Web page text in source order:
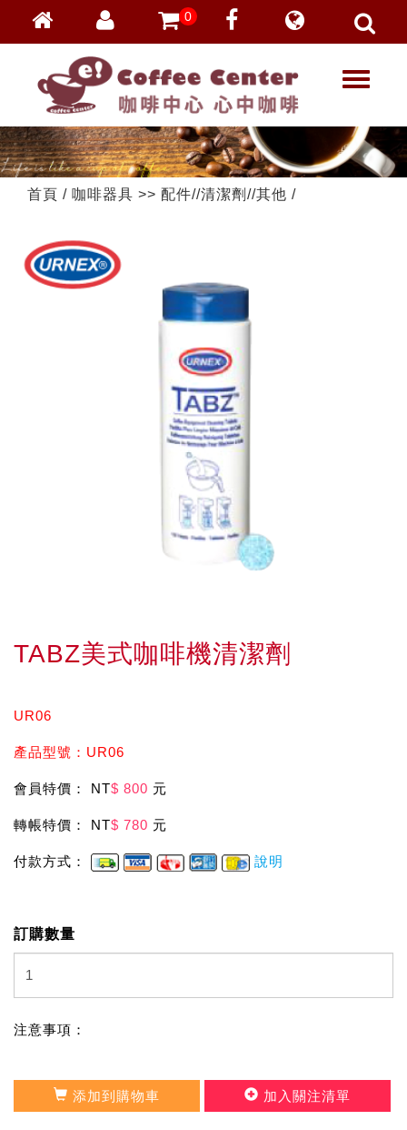
會員登入
忘記密碼
加入會員
VIP登入
VIP申請
0
T
g
l
e
首頁 / 咖啡器具 >> 配件//清潔劑//其他 /
TABZ美式咖啡機清潔劑
UR06
產品型號：UR06
會員特價： NT$ 800 元
轉帳特價： NT$ 780 元
付款方式： 說明
訂購數量
注意事項：
添加到購物車 加入關注清單